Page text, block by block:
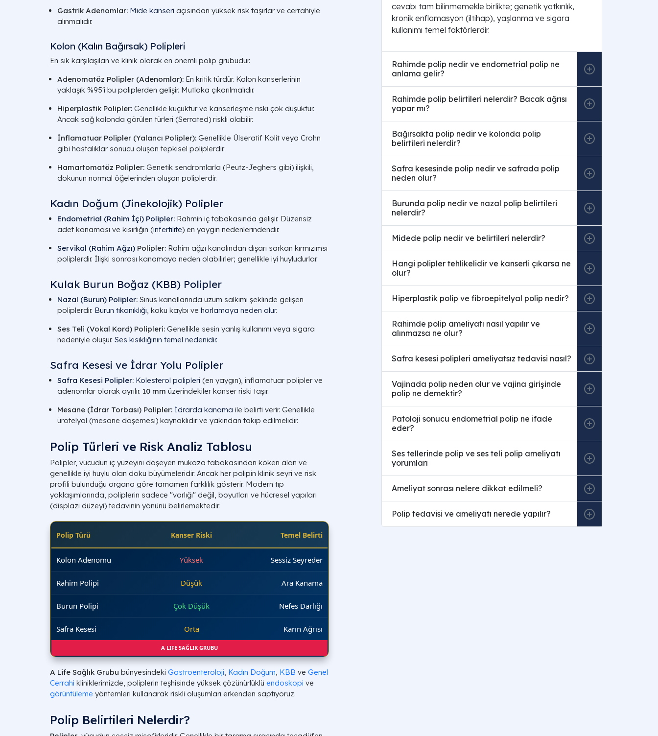
Gastrik Adenomlar: Mide kanseri açısından yüksek risk taşırlar ve cerrahiyle
alınmalıdır.
Kolon (Kalın Bağırsak) Polipleri
En sık karşılaşılan ve klinik olarak en önemli polip grubudur.
Adenomatöz Polipler (Adenomlar): En kritik türdür. Kolon kanserlerinin
yaklaşık %95'i bu poliplerden gelişir. Mutlaka çıkarılmalıdır.
Hiperplastik Polipler: Genellikle küçüktür ve kanserleşme riski çok düşüktür.
Ancak sağ kolonda görülen türleri (Serrated) riskli olabilir.
İnflamatuar Polipler (Yalancı Polipler): Genellikle Ülseratif Kolit veya Crohn
gibi hastalıklar sonucu oluşan tepkisel poliplerdir.
Hamartomatöz Polipler: Genetik sendromlarla (Peutz-Jeghers gibi) ilişkili,
dokunun normal öğelerinden oluşan poliplerdir.
Kadın Doğum (Jinekolojik) Polipler
Endometrial (Rahim İçi) Polipler: Rahmin iç tabakasında gelişir. Düzensiz
adet kanaması ve kısırlığın (infertilite) en yaygın nedenlerindendir.
Servikal (Rahim Ağzı) Polipler: Rahim ağzı kanalından dışarı sarkan kırmızımsı
poliplerdir. İlişki sonrası kanamaya neden olabilirler; genellikle iyi huyludurlar.
Kulak Burun Boğaz (KBB) Polipler
Nazal (Burun) Polipler: Sinüs kanallarında üzüm salkımı şeklinde gelişen
poliplerdir. Burun tıkanıklığı, koku kaybı ve horlamaya neden olur.
Ses Teli (Vokal Kord) Polipleri: Genellikle sesin yanlış kullanımı veya sigara
nedeniyle oluşur. Ses kısıklığının temel nedenidir.
Safra Kesesi ve İdrar Yolu Polipler
Safra Kesesi Polipler: Kolesterol polipleri (en yaygın), inflamatuar polipler ve
adenomlar olarak ayrılır. 10 mm üzerindekiler kanser riski taşır.
Mesane (İdrar Torbası) Polipler: İdrarda kanama ile belirti verir. Genellikle
ürotelyal (mesane döşemesi) kaynaklıdır ve yakından takip edilmelidir.
Polip Türleri ve Risk Analiz Tablosu
Polipler, vücudun iç yüzeyini döşeyen mukoza tabakasından köken alan ve
genellikle iyi huylu olan doku büyümeleridir. Ancak her polipin klinik seyri ve risk
profili bulunduğu organa göre tamamen farklılık gösterir. Modern tıp
yaklaşımlarında, poliplerin sadece "varlığı" değil, boyutları ve hücresel yapıları
(displazi düzeyi) tedavinin yönünü belirlemektedir.
Polip Türü Kanser Riski Temel Belirti
Kolon Adenomu Yüksek Sessiz Seyreder
Rahim Polipi Düşük Ara Kanama
Burun Polipi Çok Düşük Nefes Darlığı
Safra Kesesi Orta Karın Ağrısı
A LIFE SAĞLIK GRUBU
A Life Sağlık Grubu bünyesindeki Gastroenteroloji, Kadın Doğum, KBB ve Genel
Cerrahi kliniklerimizde, poliplerin teşhisinde yüksek çözünürlüklü endoskopi ve
görüntüleme yöntemleri kullanarak riskli oluşumları erkenden saptıyoruz.
Polip Belirtileri Nelerdir?
cevabı tam bilinmemekle birlikte; genetik yatkınlık,
kronik enflamasyon (iltihap), yaşlanma ve sigara
kullanımı temel faktörlerdir.
Rahimde polip nedir ve endometrial polip ne
anlama gelir?
Rahimde polip belirtileri nelerdir? Bacak ağrısı
yapar mı?
Bağırsakta polip nedir ve kolonda polip
belirtileri nelerdir?
Safra kesesinde polip nedir ve safrada polip
neden olur?
Burunda polip nedir ve nazal polip belirtileri
nelerdir?
Midede polip nedir ve belirtileri nelerdir?
Hangi polipler tehlikelidir ve kanserli çıkarsa ne
olur?
Hiperplastik polip ve fibroepitelyal polip nedir?
Rahimde polip ameliyatı nasıl yapılır ve
alınmazsa ne olur?
Safra kesesi polipleri ameliyatsız tedavisi nasıl?
Vajinada polip neden olur ve vajina girişinde
polip ne demektir?
Patoloji sonucu endometrial polip ne ifade
eder?
Ses tellerinde polip ve ses teli polip ameliyatı
yorumları
Ameliyat sonrası nelere dikkat edilmeli?
Polip tedavisi ve ameliyatı nerede yapılır?